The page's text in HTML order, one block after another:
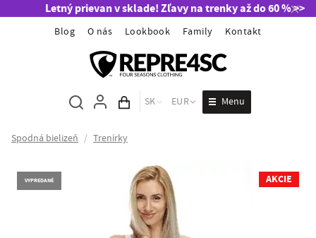
Letný prievan v sklade! Zľavy na trenky až do 60 % >>
Blog O nás Lookbook Family Kontakt
Obsah košíka
SK EUR Menu
Spodná bielizeň / Trenírky
VYPREDANÉ AKCIE